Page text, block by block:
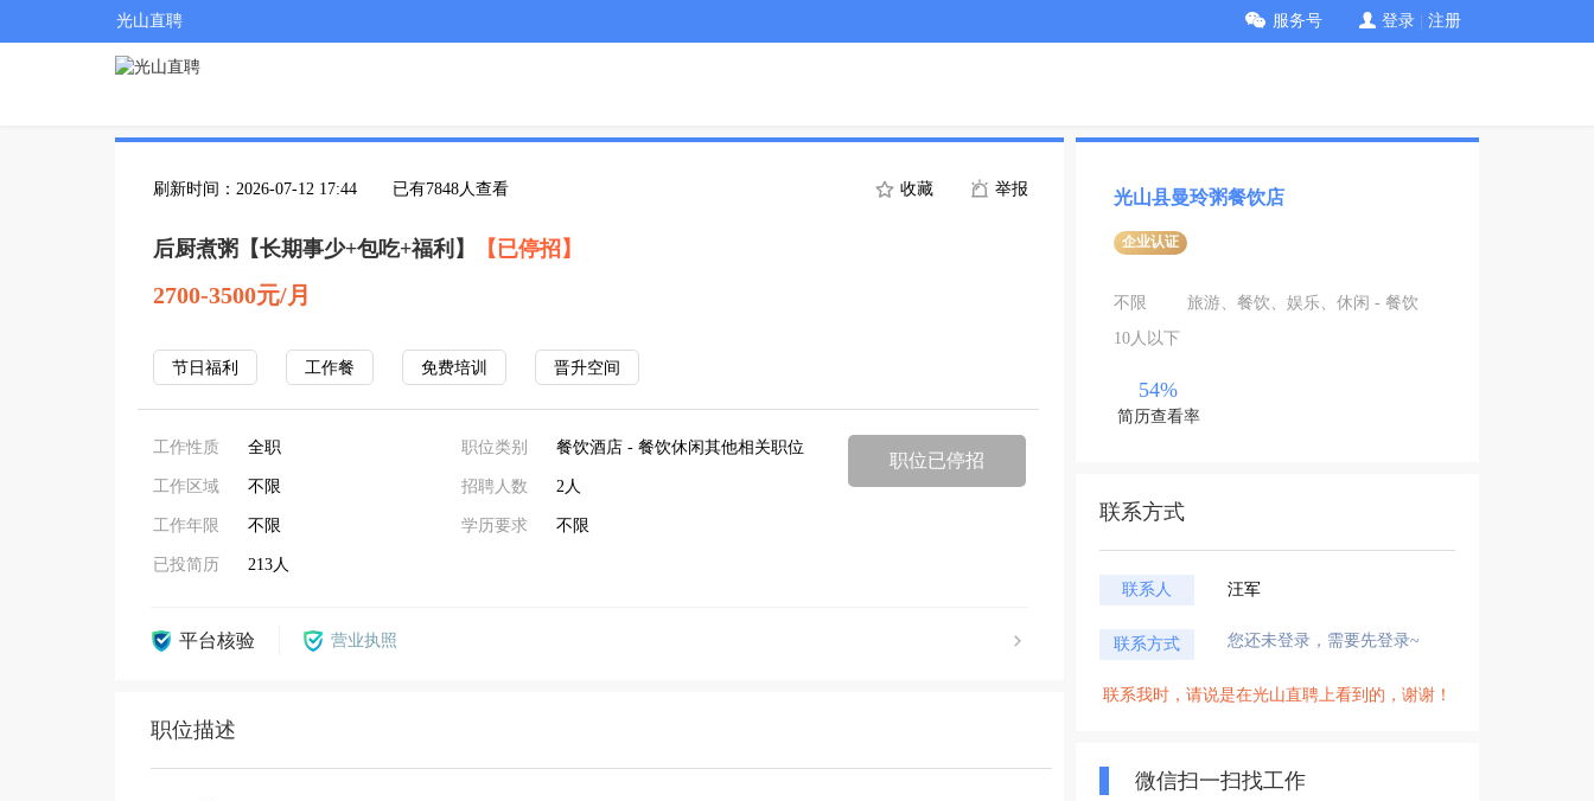
光山直聘 服务号 登录 注册
刷新时间：2026-07-12 17:44 已有7848人查看 收藏 举报
后厨煮粥【长期事少+包吃+福利】 【已停招】
2700-3500元/月
节日福利 工作餐 免费培训 晋升空间
工作性质 全职
工作区域 不限
工作年限 不限
已投简历 213人
职位类别 餐饮酒店 - 餐饮休闲其他相关职位
招聘人数 2人
学历要求 不限
职位已停招
平台核验 营业执照
职位描述
光山县曼玲粥餐饮店
企业认证
不限
旅游、餐饮、娱乐、休闲 - 餐饮
10人以下
54%
简历查看率
联系方式
联系人 汪军
联系方式 您还未登录，需要先登录~
联系我时，请说是在光山直聘上看到的，谢谢！
微信扫一扫找工作